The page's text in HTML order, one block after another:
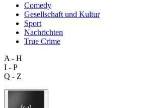
Comedy
Gesellschaft und Kultur
Sport
Nachrichten
True Crime
A - H
I - P
Q - Z